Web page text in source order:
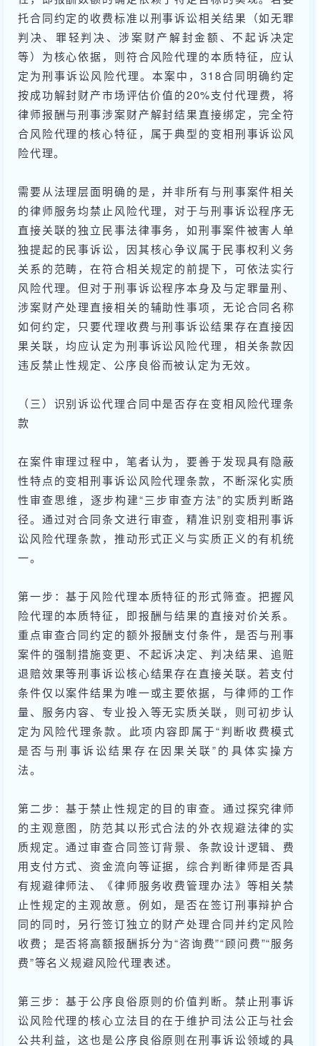
托合同约定的收费标准以刑事诉讼相关结果（如无罪
判决、罪轻判决、涉案财产解封金额、不起诉决定
等）为核心依据，则符合风险代理的本质特征，应认
定为刑事诉讼风险代理。本案中，318合同明确约定
按成功解封财产市场评估价值的20%支付代理费，将
律师报酬与刑事涉案财产解封结果直接绑定，完全符
合风险代理的核心特征，属于典型的变相刑事诉讼风
险代理。
需要从法理层面明确的是，并非所有与刑事案件相关
的律师服务均禁止风险代理，对于与刑事诉讼程序无
直接关联的独立民事法律事务，如刑事案件被害人单
独提起的民事诉讼，因其核心争议属于民事权利义务
关系的范畴，在符合相关规定的前提下，可依法实行
风险代理。但对于刑事诉讼程序本身及与定罪量刑、
涉案财产处理直接相关的辅助性事项，无论合同名称
如何约定，只要代理收费与刑事诉讼结果存在直接因
果关联，均应认定为刑事诉讼风险代理，相关条款因
违反禁止性规定、公序良俗而被认定为无效。
（三）识别诉讼代理合同中是否存在变相风险代理条
款
在案件审理过程中，笔者认为，要善于发现具有隐蔽
性特点的变相刑事诉讼风险代理条款，不断深化实质
性审查思维，逐步构建“三步审查方法”的实质判断路
径。通过对合同条文进行审查，精准识别变相刑事诉
讼风险代理条款，推动形式正义与实质正义的有机统
一。
第一步：基于风险代理本质特征的形式筛查。把握风
险代理的本质特征，即报酬与结果的直接对价关系。
重点审查合同约定的额外报酬支付条件，是否与刑事
案件的强制措施变更、不起诉决定、判决结果、追赃
退赔效果等刑事诉讼核心结果存在直接关联。若支付
条件仅以案件结果为唯一或主要依据，与律师的工作
量、服务内容、专业投入等无实质关联，则可初步认
定为风险代理条款。此项内容即属于“判断收费模式
是否与刑事诉讼结果存在因果关联”的具体实操方
法。
第二步：基于禁止性规定的目的审查。通过探究律师
的主观意图，防范其以形式合法的外衣规避法律的实
质规定。通过审查合同签订背景、条款设计逻辑、费
用支付方式、资金流向等证据，综合判断律师是否具
有规避律师法、《律师服务收费管理办法》等相关禁
止性规定的主观故意。例如，是否在签订刑事辩护合
同的同时，另行签订独立的财产处理合同并约定风险
收费；是否将高额报酬拆分为“咨询费”“顾问费”“服务
费”等名义规避风险代理表述。
第三步：基于公序良俗原则的价值判断。禁止刑事诉
讼风险代理的核心立法目的在于维护司法公正与社会
公共利益，这也是公序良俗原则在刑事诉讼领域的具